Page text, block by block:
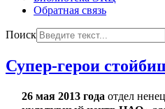
Обратная связь
Поиск
Супер-герои
26 мая 2013 года отдел